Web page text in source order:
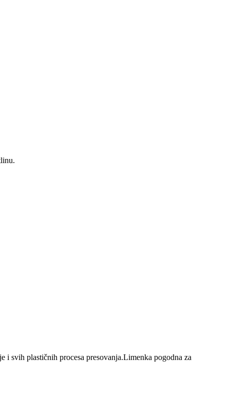
svih plastičnih procesa presovanja.Limenka pogodna za